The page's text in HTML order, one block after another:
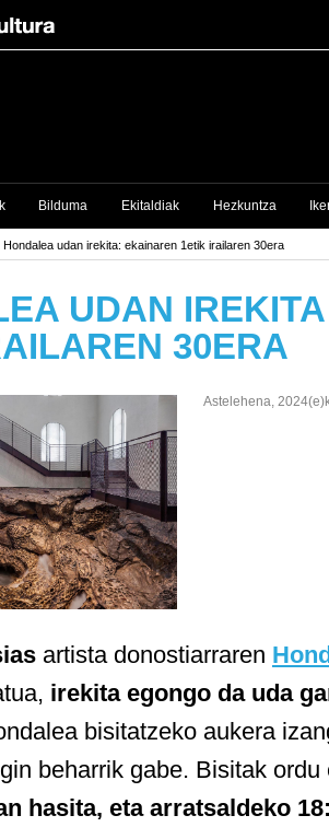
Hondalea udan irekita: ekainaren 1etik irailaren 30era
UDAN
30ERA
Astelehena,
artista donostiarraren
irekita egongo da uda
bisitatzeko aukera
beharrik gabe. Bisitak
hasita, eta arratsaldeko
Bilduma Ekitaldiak Hezkuntza